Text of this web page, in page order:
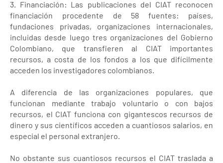
3. Financiación: Las publicaciones del CIAT reconocen
financiación procedente de 58 fuentes: países,
fundaciones privadas, organizaciones internacionales,
incluidas desde luego tres organizaciones del Gobierno
Colombiano, que transfieren al CIAT importantes
recursos, a costa de los fondos a los que difícilmente
acceden los investigadores colombianos.
A diferencia de las organizaciones populares, que
funcionan mediante trabajo voluntario o con bajos
recursos, el CIAT funciona con gigantescos recursos de
dinero y sus científicos acceden a cuantiosos salarios, en
especial el personal extranjero.
No obstante sus cuantiosos recursos el CIAT traslada a